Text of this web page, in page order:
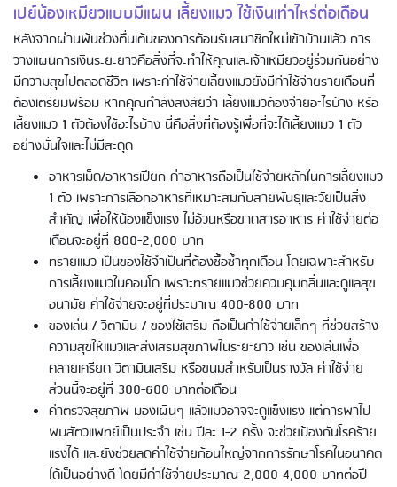
เปย์น้องเหมียวแบบมีแผน เลี้ยงแมว ใช้เงินเท่าไหร่ต่อเดือน
หลังจากผ่านพ้นช่วงตื่นเต้นของการต้อนรับสมาชิกใหม่เข้าบ้านแล้ว การ
วางแผนการเงินระยะยาวคือสิ่งที่จะทำให้คุณและเจ้าเหมียวอยู่ร่วมกันอย่าง
มีความสุขไปตลอดชีวิต เพราะค่าใช้จ่ายเลี้ยงแมวยังมีค่าใช้จ่ายรายเดือนที่
ต้องเตรียมพร้อม หากคุณกำลังสงสัยว่า เลี้ยงแมวต้องจ่ายอะไรบ้าง หรือ
เลี้ยงแมว 1 ตัวต้องใช้อะไรบ้าง นี่คือสิ่งที่ต้องรู้เพื่อที่จะได้เลี้ยงแมว 1 ตัว
อย่างมั่นใจและไม่มีสะดุด
อาหารเม็ด/อาหารเปียก ค่าอาหารถือเป็นใช้จ่ายหลักในการเลี้ยงแมว
1 ตัว เพราะการเลือกอาหารที่เหมาะสมกับสายพันธุ์และวัยเป็นสิ่ง
สำคัญ เพื่อให้น้องแข็งแรง ไม่อ้วนหรือขาดสารอาหาร ค่าใช้จ่ายต่อ
เดือนจะอยู่ที่ 800-2,000 บาท
ทรายแมว เป็นของใช้จำเป็นที่ต้องซื้อซ้ำทุกเดือน โดยเฉพาะสำหรับ
การเลี้ยงแมวในคอนโด เพราะทรายแมวช่วยควบคุมกลิ่นและดูแลสุข
อนามัย ค่าใช้จ่ายจะอยู่ที่ประมาณ 400-800 บาท
ของเล่น / วิตามิน / ของใช้เสริม ถือเป็นค่าใช้จ่ายเล็กๆ ที่ช่วยสร้าง
ความสุขให้แมวและส่งเสริมสุขภาพในระยะยาว เช่น ของเล่นเพื่อ
คลายเครียด วิตามินเสริม หรือขนมสำหรับเป็นรางวัล ค่าใช้จ่าย
ส่วนนี้จะอยู่ที่ 300-600 บาทต่อเดือน
ค่าตรวจสุขภาพ มองเผินๆ แล้วแมวอาจจะดูแข็งแรง แต่การพาไป
พบสัตวแพทย์เป็นประจำ เช่น ปีละ 1-2 ครั้ง จะช่วยป้องกันโรคร้าย
แรงได้ และยังช่วยลดค่าใช้จ่ายก้อนใหญ่จากการรักษาโรคในอนาคต
ได้เป็นอย่างดี โดยมีค่าใช้จ่ายประมาณ 2,000-4,000 บาทต่อปี